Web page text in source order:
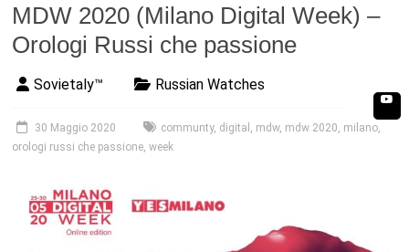
MDW 2020 (Milano Digital Week) –
Orologi Russi che passione
Sovietaly™ Russian Watches
30 Maggio 2020 communty, digital , mdw, mdw 2020, milano,
orologi russi che passione,week